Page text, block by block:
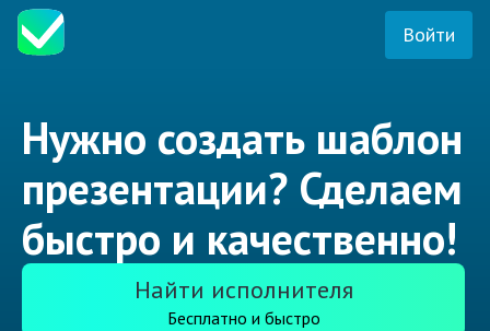
Войти
Нужно создать шаблон
презентации? Сделаем
быстро и качественно!
Найти исполнителя
Бесплатно и быстро